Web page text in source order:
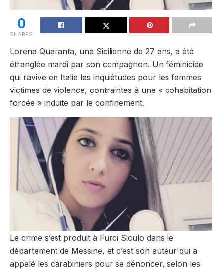
0
SHARES
Lorena Quaranta, une Sicilienne de 27 ans, a été
étranglée mardi par son compagnon. Un féminicide
qui ravive en Italie les inquiétudes pour les femmes
victimes de violence, contraintes à une « cohabitation
forcée » induite par le confinement.
Le crime s’est produit à Furci Siculo dans le
département de Messine, et c’est son auteur qui a
appelé les carabiniers pour se dénoncer, selon les